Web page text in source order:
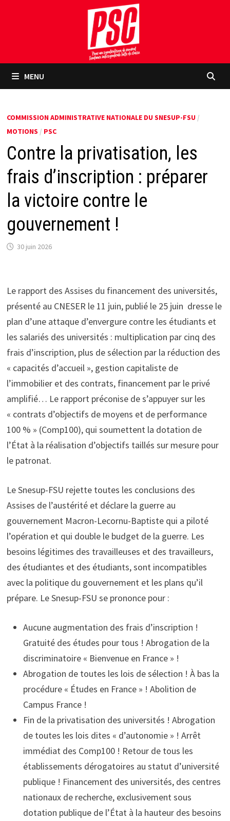
MENU
COMMISSION ADMINISTRATIVE NATIONALE DU SNESUP-FSU/
MOTIONS / PSC
Contre la privatisation, les
frais d’inscription : préparer
la victoire contre le
gouvernement !
30 juin 2026
Le rapport des Assises du financement des universités,
présenté au CNESER le 11 juin, publié le 25 juin dresse le
plan d’une attaque d’envergure contre les étudiants et
les salariés des universités : multiplication par cinq des
frais d’inscription, plus de sélection par la réduction des
« capacités d’accueil », gestion capitaliste de
l’immobilier et des contrats, financement par le privé
amplifié… Le rapport préconise de s’appuyer sur les
« contrats d’objectifs de moyens et de performance
100 % » (Comp100), qui soumettent la dotation de
l’État à la réalisation d’objectifs taillés sur mesure pour
le patronat.
Le Snesup-FSU rejette toutes les conclusions des
Assises de l’austérité et déclare la guerre au
gouvernement Macron-Lecornu-Baptiste qui a piloté
l’opération et qui double le budget de la guerre. Les
besoins légitimes des travailleuses et des travailleurs,
des étudiantes et des étudiants, sont incompatibles
avec la politique du gouvernement et les plans qu’il
prépare. Le Snesup-FSU se prononce pour :
Aucune augmentation des frais d’inscription !
Gratuité des études pour tous ! Abrogation de la
discriminatoire « Bienvenue en France » !
Abrogation de toutes les lois de sélection ! À bas la
procédure « Études en France » ! Abolition de
Campus France !
Fin de la privatisation des universités ! Abrogation
de toutes les lois dites « d’autonomie » ! Arrêt
immédiat des Comp100 ! Retour de tous les
établissements dérogatoires au statut d’université
publique ! Financement des universités, des centres
nationaux de recherche, exclusivement sous
dotation publique de l’État à la hauteur des besoins